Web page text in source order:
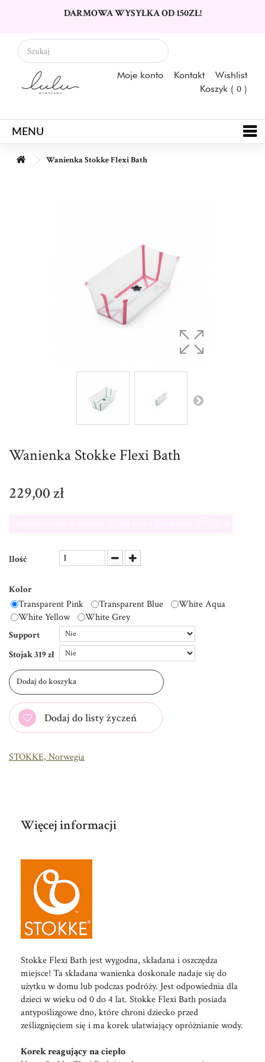
DARMOWA WYSYŁKA OD 150ZŁ!
Moje konto Kontakt
Wishlist
Koszyk ( 0)
MENU
Wanienka Stokke Flexi Bath
Wanienka Stokke Flexi Bath
229,00 zł
Ilość
Kolor
Transparent Pink Transparent Blue
White Aqua
White Yellow
White Grey
Support
Stojak 319 zł
Dodaj do koszyka
Dodaj do listy życzeń
STOKKE, Norwegia
Więcej informacji
Stokke Flexi Bath jest wygodna, składana i oszczędza
miejsce! Ta składana wanienka doskonale nadaje się do
użytku w domu lub podczas podróży. Jest odpowiednia dla
dzieci w wieku od 0 do 4 lat. Stokke Flexi Bath posiada
antypoślizgowe dno, które chroni dziecko przed
ześlizgnięciem się i ma korek ułatwiający opróżnianie wody.
Korek reagujący na ciepło